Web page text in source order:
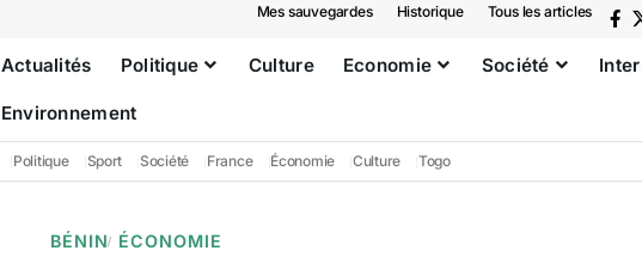
Mes sauvegardes Historique Tous les articles
Actualités Politique Culture Economie Société
Environnement
Politique Sport Société France Économie Culture Togo
BÉNIN ÉCONOMIE